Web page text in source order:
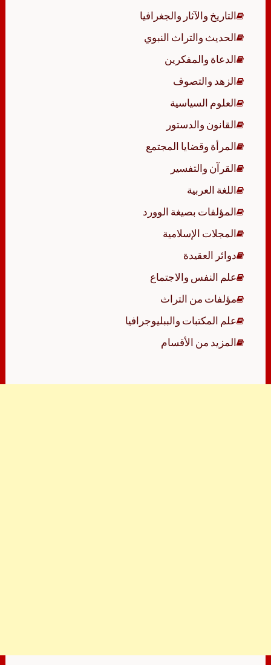
التاريخ والآثار والجغرافيا
الحديث والتراث النبوي
الدعاة والمفكرين
الزهد والتصوف
العلوم السياسية
القانون والدستور
المرأة وقضايا المجتمع
القرآن والتفسير
اللغة العربية
المؤلفات بصيغة الوورد
المجلات الإسلامية
دوائر العقيدة
علم النفس والاجتماع
مؤلفات من التراث
علم المكتبات والببليوجرافيا
المزيد من الأقسام